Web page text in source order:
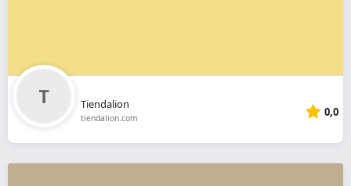
Tiendalion
tiendalion.com 0,0